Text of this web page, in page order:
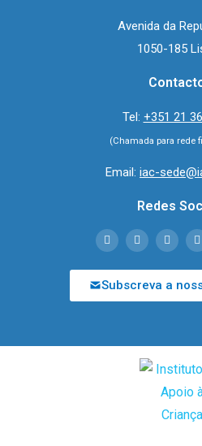
Avenida da
1050-185
Tel: +351 21
(Chamada para rede
Email: iac-
Redes
Subscreva a